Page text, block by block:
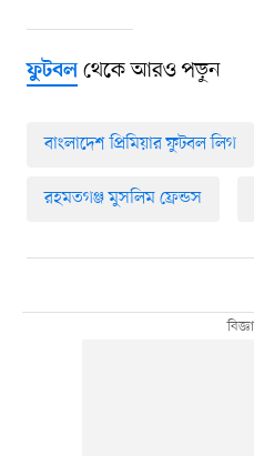
ফুটবলথেকে আরও পড়ুন
বাংলাদেশ প্রিমিয়ার ফুটবল লিগ
রহমতগঞ্জ মুসলিম ফ্রেন্ডস